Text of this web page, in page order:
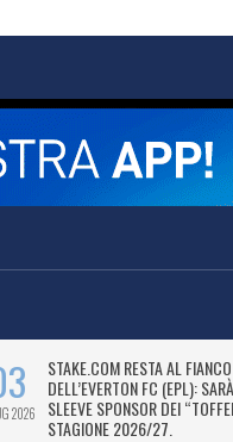
2026
STAKE.COM RESTA AL FIANCO
DELL’EVERTON FC (EPL):
SLEEVE SPONSOR DEI
STAGIONE 2026/27.